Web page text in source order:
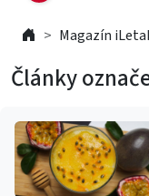
Magazín
Články